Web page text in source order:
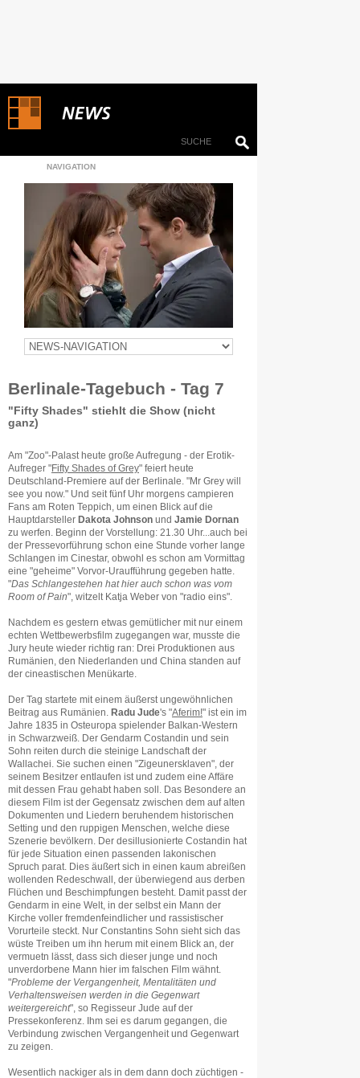
NAVIGATION
Berlinale-Tagebuch - Tag 7
"Fifty Shades" stiehlt die Show (nicht
ganz)
Am "Zoo"-Palast heute große Aufregung - der Erotik-
Aufreger "Fifty Shades of Grey" feiert heute
Deutschland-Premiere auf der Berlinale. "Mr Grey will
see you now." Und seit fünf Uhr morgens campieren
Fans am Roten Teppich, um einen Blick auf die
Hauptdarsteller Dakota Johnson und Jamie Dornan
zu werfen. Beginn der Vorstellung: 21.30 Uhr...auch bei
der Pressevorführung schon eine Stunde vorher lange
Schlangen im Cinestar, obwohl es schon am Vormittag
eine "geheime" Vorvor-Uraufführung gegeben hatte.
"Das Schlangestehen hat hier auch schon was vom
Room of Pain", witzelt Katja Weber von "radio eins".
Nachdem es gestern etwas gemütlicher mit nur einem
echten Wettbewerbsfilm zugegangen war, musste die
Jury heute wieder richtig ran: Drei Produktionen aus
Rumänien, den Niederlanden und China standen auf
der cineastischen Menükarte.
Der Tag startete mit einem äußerst ungewöhnlichen
Beitrag aus Rumänien.
Radu Jude's "Aferim!" ist ein im
Jahre 1835 in Osteuropa spielender Balkan-Western
in Schwarzweiß. Der Gendarm Costandin und sein
Sohn reiten durch die steinige Landschaft der
Wallachei. Sie suchen einen "Zigeunersklaven", der
seinem Besitzer entlaufen ist und zudem eine Affäre
mit dessen Frau gehabt haben soll. Das Besondere an
diesem Film ist der Gegensatz zwischen dem auf alten
Dokumenten und Liedern beruhendem historischen
Setting und den ruppigen Menschen, welche diese
Szenerie bevölkern. Der desillusionierte Costandin hat
für jede Situation einen passenden lakonischen
Spruch parat. Dies äußert sich in einen kaum abreißen
wollenden Redeschwall, der überwiegend aus derben
Flüchen und Beschimpfungen besteht. Damit passt der
Gendarm in eine Welt, in der selbst ein Mann der
Kirche voller fremdenfeindlicher und rassistischer
Vorurteile steckt. Nur Constantins Sohn sieht sich das
wüste Treiben um ihn herum mit einem Blick an, der
vermuetn lässt, dass sich dieser junge und noch
unverdorbene Mann hier im falschen Film wähnt.
"Probleme der Vergangenheit, Mentalitäten und
Verhaltensweisen werden in die Gegenwart
weitergereicht", so Regisseur Jude auf der
Pressekonferenz. Ihm sei es darum gegangen, die
Verbindung zwischen Vergangenheit und Gegenwart
zu zeigen.
Wesentlich nackiger als in dem dann doch züchtigen -